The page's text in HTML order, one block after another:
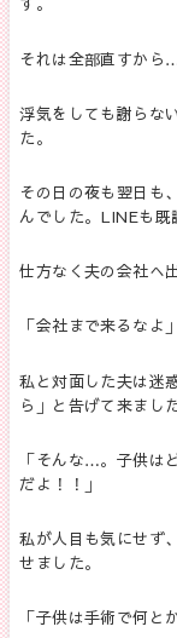
それは全部直すから
浮気をしても謝らな
た。
その日の夜も翌日も
んでした。 LINEも既
仕方なく夫の会社へ
「会社まで来るなよ」
私と対面した夫は迷
ら」と告げて来ました
「そんな…。子供は
だよ！！」
私が人目も気にせず
せました。
「子供は手術で何と